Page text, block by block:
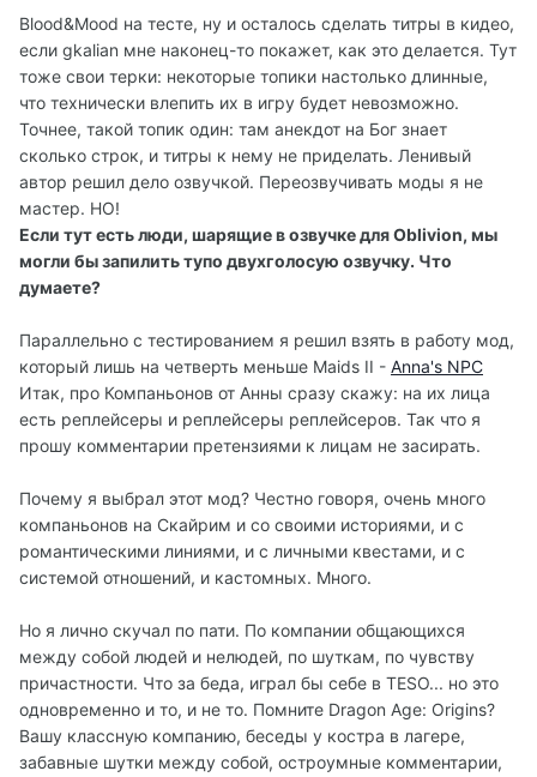
Blood&Mood на тесте, ну и осталось сделать титры в кидео,
если gkalian мне наконец-то покажет, как это делается. Тут
тоже свои терки: некоторые топики настолько длинные,
что технически влепить их в игру будет невозможно.
Точнее, такой топик один: там анекдот на Бог знает
сколько строк, и титры к нему не приделать. Ленивый
автор решил дело озвучкой. Переозвучивать моды я не
мастер. НО!
Если тут есть люди, шарящие в озвучке для Oblivion, мы
могли бы запилить тупо двухголосую озвучку. Что
думаете?
Параллельно с тестированием я решил взять в работу мод,
который лишь на четверть меньше Maids II - Anna's NPC
Итак, про Компаньонов от Анны сразу скажу: на их лица
есть реплейсеры и реплейсеры реплейсеров. Так что я
прошу комментарии претензиями к лицам не засирать.
Почему я выбрал этот мод? Честно говоря, очень много
компаньонов на Скайрим и со своими историями, и с
романтическими линиями, и с личными квестами, и с
системой отношений, и кастомных. Много.
Но я лично скучал по пати. По компании общающихся
между собой людей и нелюдей, по шуткам, по чувству
причастности. Что за беда, играл бы себе в TESO... но это
одновременно и то, и не то. Помните Dragon Age: Origins?
Вашу классную компанию, беседы у костра в лагере,
забавные шутки между собой, остроумные комментарии,